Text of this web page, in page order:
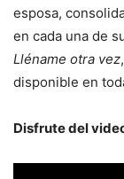
esposa,
en cada una de
Lléname otra vez
disponible en
Disfrute del